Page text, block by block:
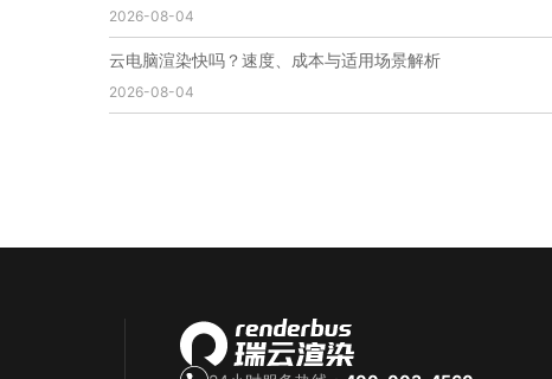
瑞云渲染大赛报名页
瑞云渲染大赛奖项
瑞云渲染大赛历届大赛回顾
云渲染电脑
云渲染配置 云主机渲染
视频云渲染
实时渲染云
2026-08-04
云电脑渲染快吗？速度、成本与适用场景解析
2026-08-04